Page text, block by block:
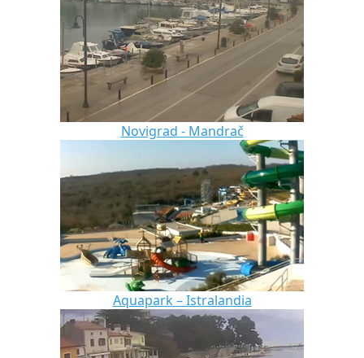
Novigrad - Mandrač
Aquapark – Istralandia